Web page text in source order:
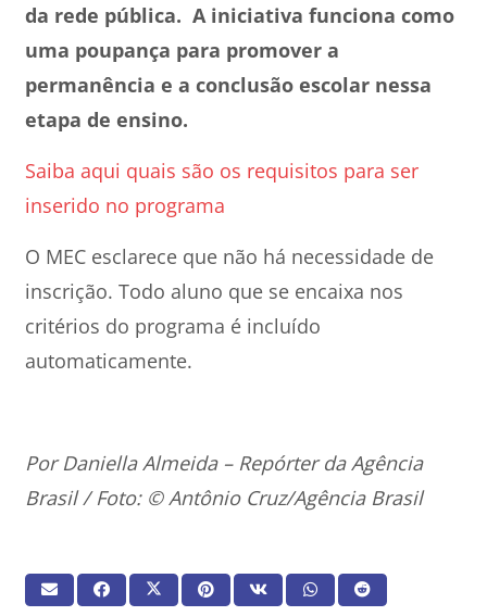
da rede pública. A iniciativa funciona como
uma poupança para promover a
permanência e a conclusão escolar nessa
etapa de ensino.
Saiba aqui quais são os requisitos para ser
inserido no programa
O MEC esclarece que não há necessidade de
inscrição. Todo aluno que se encaixa nos
critérios do programa é incluído
automaticamente.
Por Daniella Almeida – Repórter da Agência
Brasil / Foto: © Antônio Cruz/Agência Brasil